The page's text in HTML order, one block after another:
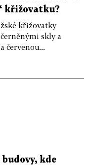
křižovatku?
křižovatky
skly a
červenou...
kde